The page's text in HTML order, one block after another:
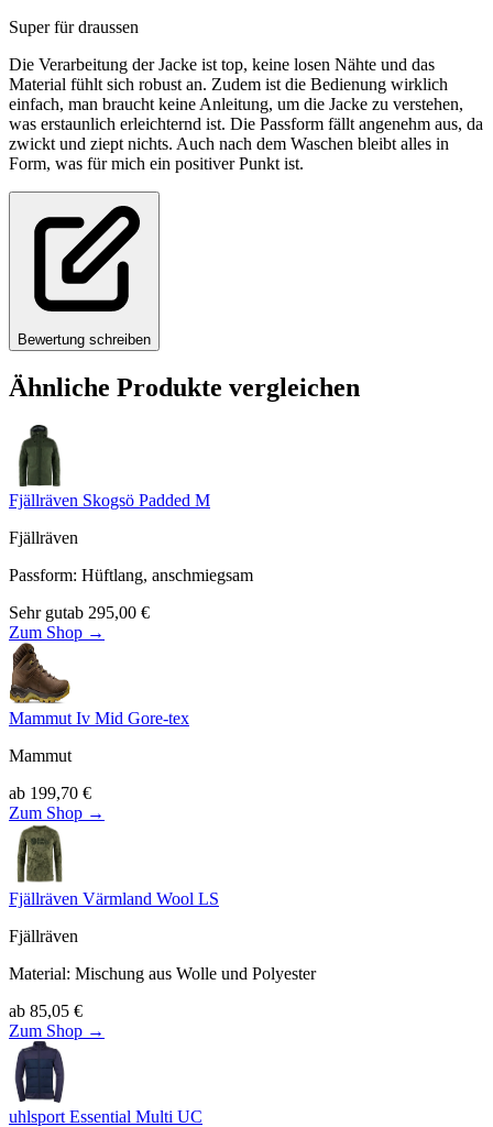
Super für draussen
Die Verarbeitung der Jacke ist top, keine losen Nähte und das
Material fühlt sich robust an. Zudem ist die Bedienung wirklich
einfach, man braucht keine Anleitung, um die Jacke zu verstehen,
was erstaunlich erleichternd ist. Die Passform fällt angenehm aus, da
zwickt und ziept nichts. Auch nach dem Waschen bleibt alles in
Form, was für mich ein positiver Punkt ist.
Bewertung schreiben
Ähnliche Produkte vergleichen
Fjällräven Skogsö Padded M
Fjällräven
Passform: Hüftlang, anschmiegsam
Sehr gutab 295,00 €
Zum Shop →
Mammut Iv Mid Gore-tex
Mammut
ab 199,70 €
Zum Shop →
Fjällräven Värmland Wool LS
Fjällräven
Material: Mischung aus Wolle und Polyester
ab 85,05 €
Zum Shop →
uhlsport Essential Multi UC